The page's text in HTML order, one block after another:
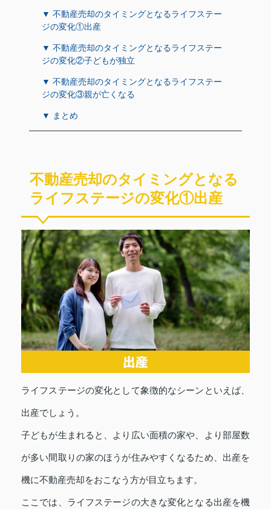
▼ 不動産売却のタイミングとなるライフステー
ジの変化①出産
▼ 不動産売却のタイミングとなるライフステー
ジの変化②子どもが独立
▼ 不動産売却のタイミングとなるライフステー
ジの変化③親が亡くなる
▼ まとめ
不動産売却のタイミングとなる
ライフステージの変化①出産
ライフステージの変化として象徴的なシーンといえば、
出産でしょう。
子どもが生まれると、より広い面積の家や、より部屋数
が多い間取りの家のほうが住みやすくなるため、出産を
機に不動産売却をおこなう方が目立ちます。
ここでは、ライフステージの大きな変化となる出産を機